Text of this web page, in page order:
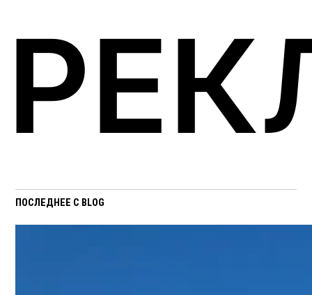
ПОСЛЕДНЕЕ С BLOG